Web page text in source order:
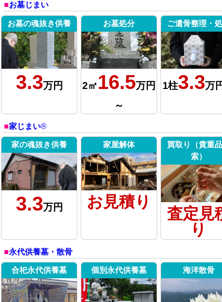
お墓じまい
お墓の魂抜き供養
3.3万円
お墓処分
2㎡16.5万円
～
ご遺骨整理・
1柱3.3万
家じまい®
家の魂抜き供養
3.3万円
家屋解体
お見積り
買取り（貴重
索）
査定見
り
永代供養墓・散骨
合祀永代供養墓 個別永代供養墓 海洋散骨